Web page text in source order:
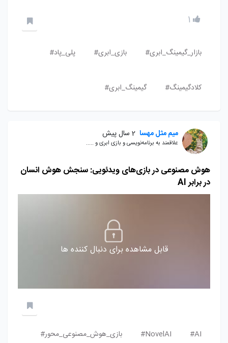
1
بازار_گیمینگ_ابری# بازی_ابری# پلی_پاد#
کلادگیمینگ# گیمینگ_ابری#
میم مثل مهسا 2 سال پیش
علاقمند به برنامه‌نویسی و بازی ابری و .....
هوش مصنوعی در بازی‌های ویدئویی: سنجش هوش انسان
در برابر AI
قابل مشاهده برای دنبال کننده ها
AI#
NovelAI# بازی_هوش_مصنوعی_محور#